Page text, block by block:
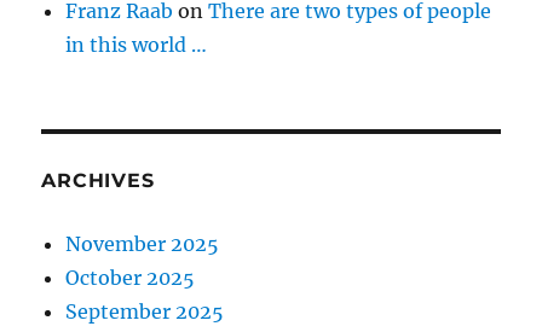
Franz Raab onThere are two types of people
in this world …
ARCHIVES
November 2025
October 2025
September 2025